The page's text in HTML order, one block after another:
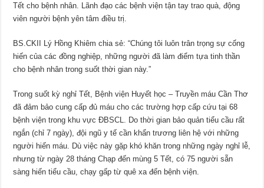
Tết cho bệnh nhân. Lãnh đạo các bệnh viện tận tay trao quà, động
viên người bệnh yên tâm điều trị.
BS.CKII Lý Hồng Khiêm chia sẻ: “Chúng tôi luôn trân trọng sự cống
hiến của các đồng nghiệp, những người đã làm điểm tựa tinh thần
cho bệnh nhân trong suốt thời gian này.”
Trong suốt kỳ nghỉ Tết, Bệnh viện Huyết học – Truyền máu Cần Thơ
đã đảm bảo cung cấp đủ máu cho các trường hợp cấp cứu tại 68
bệnh viện trong khu vực ĐBSCL. Do thời gian bảo quản tiểu cầu rất
ngắn (chỉ 7 ngày), đội ngũ y tế cần khẩn trương liên hệ với những
người hiến máu. Dù việc này gặp khó khăn trong những ngày nghỉ lễ,
nhưng từ ngày 28 tháng Chạp đến mùng 5 Tết, có 75 người sẵn
sàng hiến tiểu cầu, chạy gấp từ quê xa đến bệnh viện.